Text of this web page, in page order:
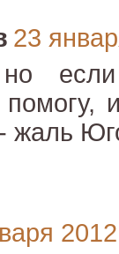
23
если
жаль